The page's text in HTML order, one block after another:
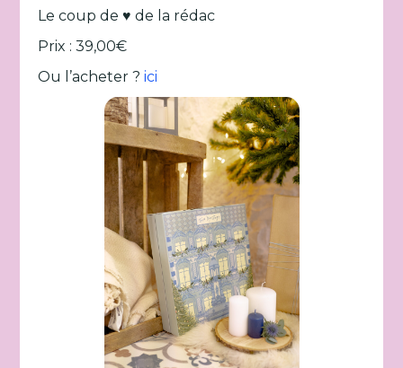
Le coup de ♥ de la rédac
Prix : 39,00€
Ou l’acheter ?ici